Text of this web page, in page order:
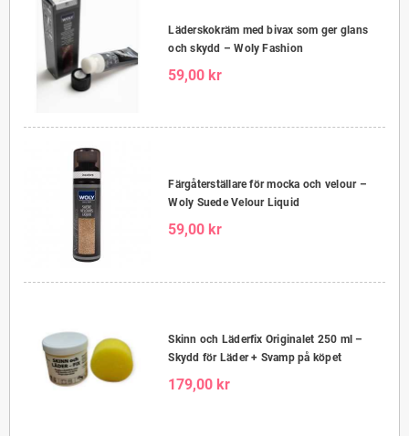
Läderskokräm med bivax som ger glans
och skydd – Woly Fashion
59,00 kr
Färgåterställare för mocka och velour –
Woly Suede Velour Liquid
59,00 kr
Skinn och Läderfix Originalet 250 ml –
Skydd för Läder + Svamp på köpet
179,00 kr